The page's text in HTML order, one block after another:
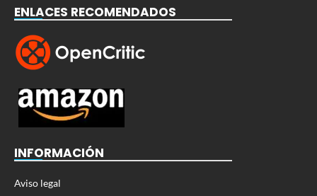
ENLACES RECOMENDADOS
INFORMACIÓN
Aviso legal